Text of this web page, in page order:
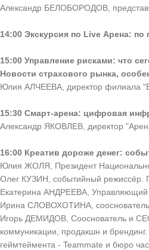
Александр БЕЛОБОРОДОВ,
14:00 Экскурсия по Live Арена: по
15:00 Управление рисками: что
Новости страхового рынка,
Юлия АЛЧЕЕВА, директор филиала
15:30 Смарт-арена: цифровая
Александр ЯКОВЛЕВ, директор
16:00 Креатив дороже денег:
Юлия ЖОЛЯ, Президент
Олег КУЗИН, событийный режиссёр.
Екатерина АНДРЕЕВА,
Ирина СЛОВОХОТИНА, сооснователь
Игорь ДЕМИДОВ, Сооснователь и
коммуникации, продакшн и
геймтеймента - Teammate и бюро